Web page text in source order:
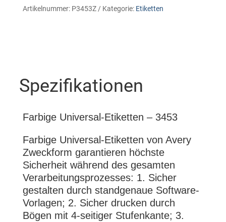
Artikelnummer: P3453Z Kategorie: Etiketten
Spezifikationen
Farbige Universal-Etiketten – 3453
Farbige Universal-Etiketten von Avery
Zweckform garantieren höchste
Sicherheit während des gesamten
Verarbeitungsprozesses: 1. Sicher
gestalten durch standgenaue Software-
Vorlagen; 2. Sicher drucken durch
Bögen mit 4-seitiger Stufenkante; 3.